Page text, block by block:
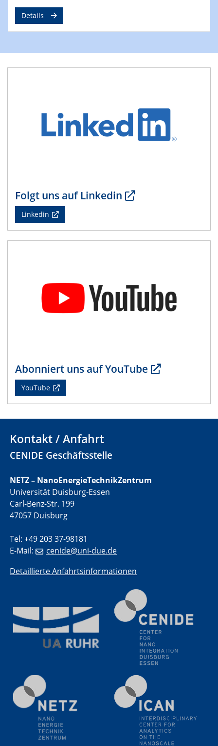
Details
Folgt uns auf Linkedin
Linkedin
Abonniert uns auf YouTube
YouTube
Kontakt / Anfahrt
CENIDE Geschäftsstelle
NETZ – NanoEnergieTechnikZentrum
Universität Duisburg-Essen
Carl-Benz-Str. 199
47057 Duisburg
Tel: +49 203 37-98181
E-Mail:
cenide@uni-due.de
Detaillierte Anfahrtsinformationen